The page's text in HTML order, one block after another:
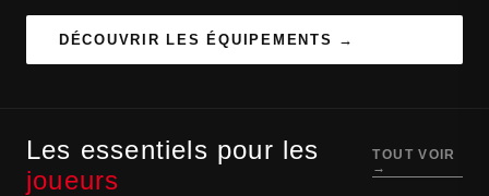
DÉCOUVRIR LES ÉQUIPEMENTS →
Les essentiels pour les
joueurs
TOUT VOIR
→